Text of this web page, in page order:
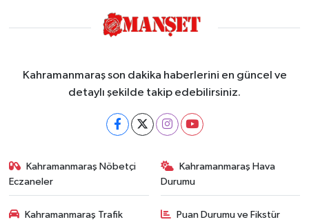
Kahramanmaraş son dakika haberlerini en güncel ve
detaylı şekilde takip edebilirsiniz.
Kahramanmaraş Nöbetçi
Eczaneler
Kahramanmaraş Hava
Durumu
Kahramanmaraş Trafik
Puan Durumu ve Fikstür